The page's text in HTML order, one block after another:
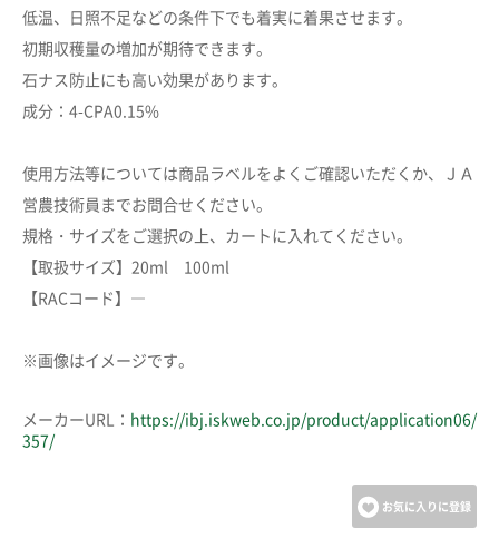
カートに追加しました。
お買い物を続ける
低温、日照不足などの条件下でも着実に着果させます。
初期収穫量の増加が期待できます。
石ナス防止にも高い効果があります。
成分：4-CPA0.15%
使用方法等については商品ラベルをよくご確認いただくか、ＪＡ
営農技術員までお問合せください。
規格・サイズをご選択の上、カートに入れてください。
【取扱サイズ】20ml 100ml
【RACコード】―
※画像はイメージです。
メーカーURL： https://ibj.iskweb.co.jp/product/application06/
357/
お気に入りに登録